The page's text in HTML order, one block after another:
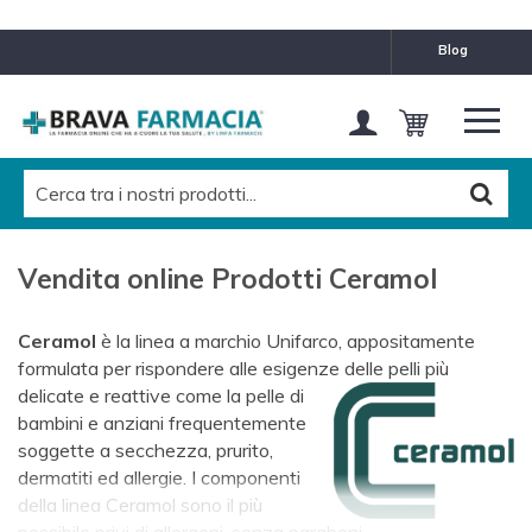
blog
MARCHE
CATEGORIES LEVEL 1
Pulisci questo filtro
CATEGORIES LEVEL 3
Tutti
Vendita online Prodotti Ceramol
Ceramol è la linea a marchio Unifarco, appositamente
formulata per rispondere alle esigenze delle pelli più
delicate e reattive come la pelle di
bambini e anziani frequentemente
soggette a secchezza, prurito,
dermatiti ed allergie. I componenti
della linea Ceramol sono il più